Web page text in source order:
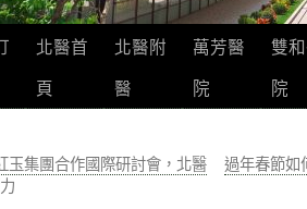
北醫首
頁
北醫附
醫
萬芳醫
院
雙
院
玉集團合作國際研討會，北醫
過年春節如